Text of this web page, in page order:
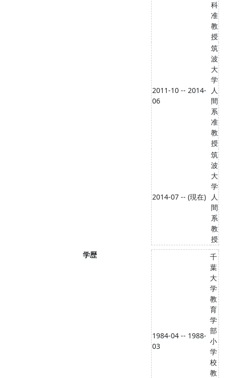
科
准
教
授
2011-10 -- 2014-
06
筑
波
大
学
人
間
系
准
教
授
2014-07 -- (現在)
筑
波
大
学
人
間
系
教
授
学歴
1984-04 -- 1988-
03
千
葉
大
学
教
育
学
部
小
学
校
教